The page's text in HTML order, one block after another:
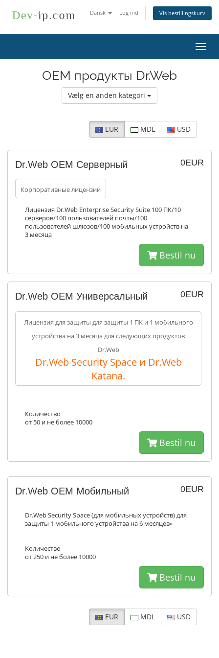
Dansk Log ind Vis bestillingskurv
Skift
ОЕМ продукты Dr.Web
Vælg en anden kategori
EUR MDL USD
0EUR
Dr.Web ОЕМ Серверный
Корпоративные лицензии
Лицензия Dr.Web Enterprise Security Suite 100 ПК/10
серверов/100 пользователей почты/100
пользователей шлюзов/100 мобильных устройств на
3 месяца
Bestil nu
0EUR
Dr.Web ОЕМ Универсальный
Лицензия для защиты для защиты 1 ПК и 1 мобильного
устройства на 3 месяца для следующих продуктов
Dr.Web
Dr.Web Security Space и Dr.Web
Katana.
Количество
от 50 и не более 10000
Bestil nu
0EUR
Dr.Web ОЕМ Мобильный
Dr.Web Security Space (для мобильных устройств) для
защиты 1 мобильного устройства на 6 месяцев»
Количество
от 250 и не более 10000
Bestil nu
EUR MDL USD